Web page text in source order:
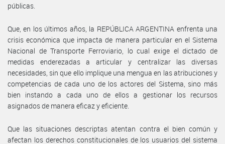
públicas.
Que, en los últimos años, la REPÚBLICA ARGENTINA enfrenta una
crisis económica que impacta de manera particular en el Sistema
Nacional de Transporte Ferroviario, lo cual exige el dictado de
medidas enderezadas a articular y centralizar las diversas
necesidades, sin que ello implique una mengua en las atribuciones y
competencias de cada uno de los actores del Sistema, sino más
bien instando a cada uno de ellos a gestionar los recursos
asignados de manera eficaz y eficiente.
Que las situaciones descriptas atentan contra el bien común y
afectan los derechos constitucionales de los usuarios del sistema